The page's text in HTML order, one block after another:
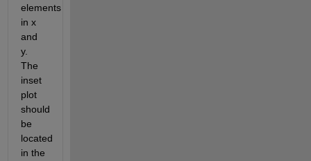
elements
in x
and
y.
The
inset
plot
should
be
located
in the